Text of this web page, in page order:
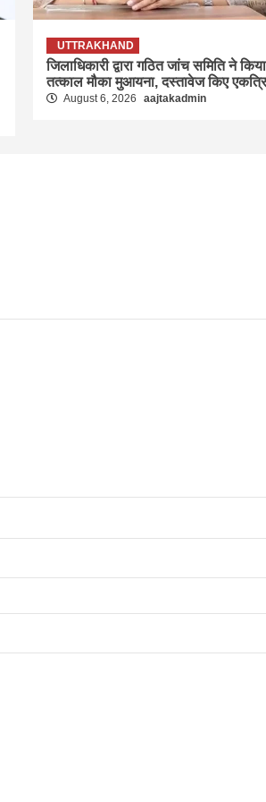
UTTRAKHAND
जिलाधिकारी द्वारा गठित जांच समिति ने किया
तत्काल मौका मुआयना, दस्तावेज किए
August 6, 2026 aajtakadmin